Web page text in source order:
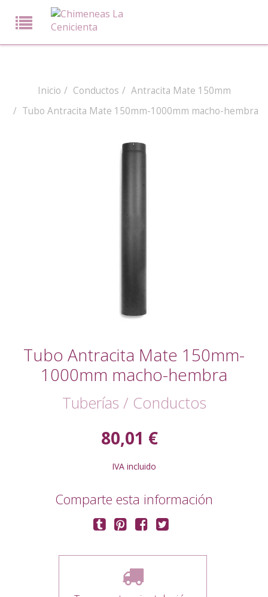
Inicio Conductos
Antracita Mate 150mm
Tubo Antracita Mate 150mm-1000mm macho-hembra
Tubo Antracita Mate 150mm-
1000mm macho-hembra
Tuberías / Conductos
80,01 €
IVA incluido
Comparte esta información